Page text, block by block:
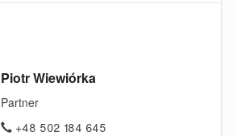
Piotr Wiewiórka
Partner
+48 502 184 645